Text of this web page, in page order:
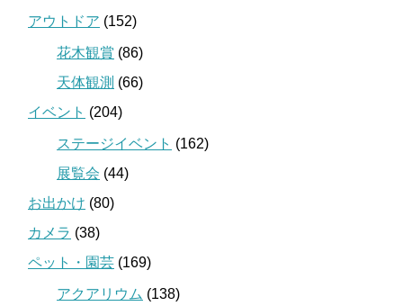
アウトドア (152)
花木観賞 (86)
天体観測 (66)
イベント (204)
ステージイベント (162)
展覧会 (44)
お出かけ (80)
カメラ (38)
ペット・園芸 (169)
アクアリウム (138)